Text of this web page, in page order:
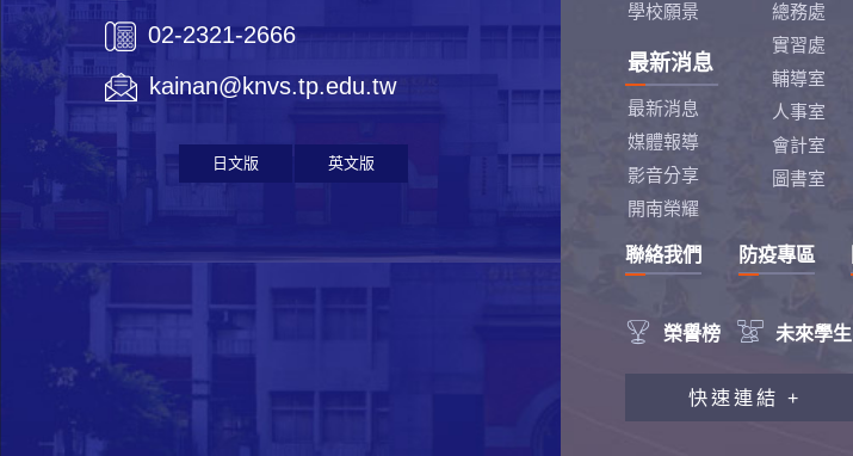
02-2321-2666
kainan@knvs.tp.edu.tw
日文版 英文版
學校願景
最新消息
最新消息
媒體報導
影音分享
開南榮耀
總務處
實習處
輔導室
人事室
會計室
圖書室
 榮譽榜  未來學生
聯絡我們 防疫專區
快速連結 +
教職員工研習專區